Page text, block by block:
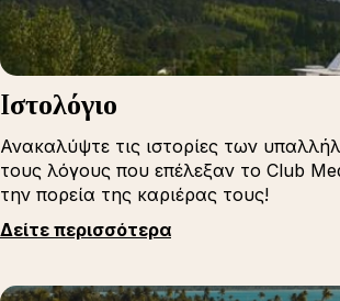
Iστολόγιο
Ανακαλύψτε τις ιστορίες των
τους λόγους που επέλεξαν το Club
την πορεία της καριέρας τους!
Δείτε περισσότερα